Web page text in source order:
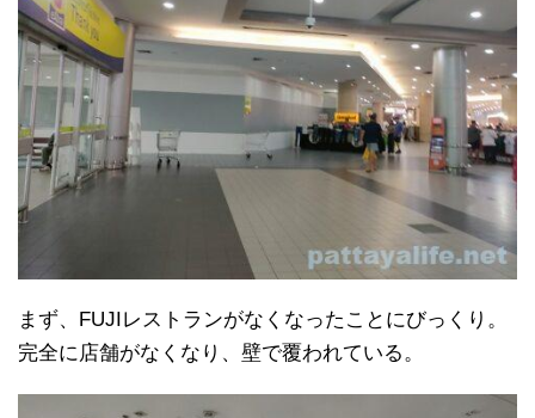
まず、FUJIレストランがなくなったことにびっくり。
完全に店舗がなくなり、壁で覆われている。